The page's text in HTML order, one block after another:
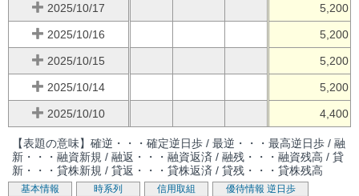
2025/10/17 5,200
2025/10/16 5,200
2025/10/15 5,200
2025/10/14 5,200
2025/10/10 4,400
【表題の意味】確逆・・・確定逆日歩 / 最逆・・・最高逆日歩 / 融
新・・・融資新規 / 融返・・・融資返済 / 融残・・・融資残高 / 貸
新・・・貸株新規 / 貸返・・・貸株返済 / 貸残・・・貸株残高
基本情報 時系列 信用取組 優待情報 逆日歩